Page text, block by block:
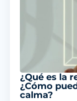
¿Qué es la
¿Cómo
calma?